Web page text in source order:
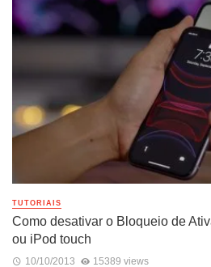
TUTORIAIS
Como desativar o Bloqueio de
ou iPod touch
10/10/2013 15389 views